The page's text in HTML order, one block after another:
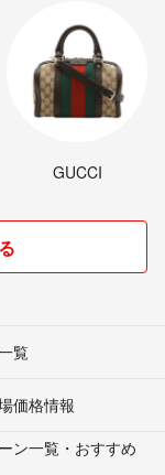
内容をすべてご了承
すので、よろしくお
GUCCI
覧
価格情報
ン一覧・おすすめ